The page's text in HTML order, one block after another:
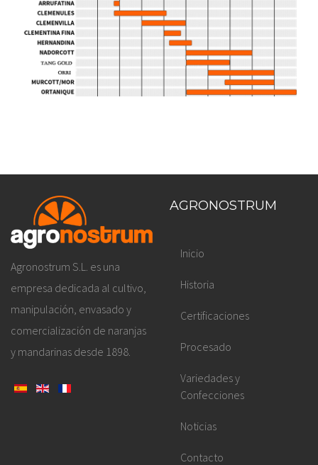
Agronostrum S.L. es una
empresa dedicada al cultivo,
manipulación, envasado y
comercialización de naranjas
y mandarinas desde 1898.
AGRONOSTRUM
Inicio
Historia
Certificaciones
Procesado
Variedades y
Confecciones
Noticias
Contacto